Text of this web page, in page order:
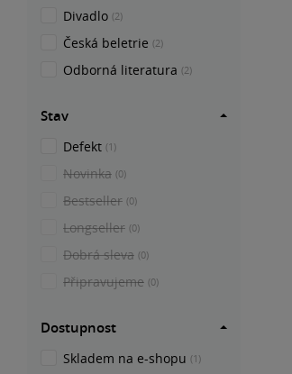
Divadlo (2)
Česká beletrie (2)
Odborná literatura (2)
Stav
Defekt (1)
Novinka (0)
Bestseller (0)
Longseller (0)
Dobrá sleva (0)
Připravujeme (0)
Dostupnost
Skladem na e-shopu (1)